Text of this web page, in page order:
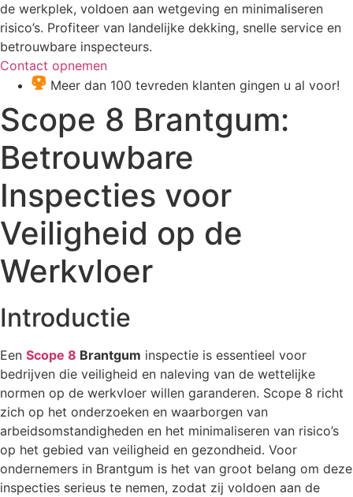
de werkplek, voldoen aan wetgeving en minimaliseren
risico’s. Profiteer van landelijke dekking, snelle service en
betrouwbare inspecteurs.
Contact opnemen
Meer dan 100 tevreden klanten gingen u al voor!
Scope 8 Brantgum:
Betrouwbare
Inspecties voor
Veiligheid op de
Werkvloer
Introductie
Een Scope 8 Brantgum inspectie is essentieel voor
bedrijven die veiligheid en naleving van de wettelijke
normen op de werkvloer willen garanderen. Scope 8 richt
zich op het onderzoeken en waarborgen van
arbeidsomstandigheden en het minimaliseren van risico’s
op het gebied van veiligheid en gezondheid. Voor
ondernemers in Brantgum is het van groot belang om deze
inspecties serieus te nemen, zodat zij voldoen aan de